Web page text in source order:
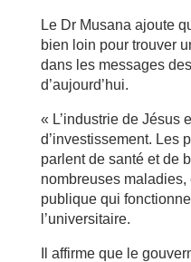
Le Dr Musana ajoute
bien loin pour trouver
dans les messages
d’aujourd’hui.
« L’industrie de Jésus
d’investissement. Les
parlent de santé et de
nombreuses maladies,
publique qui
l’universitaire.
Il affirme que le